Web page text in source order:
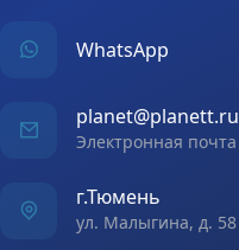
WhatsApp
planet@planett.ru
Электронная почта
г.Тюмень
ул. Малыгина, д. 58